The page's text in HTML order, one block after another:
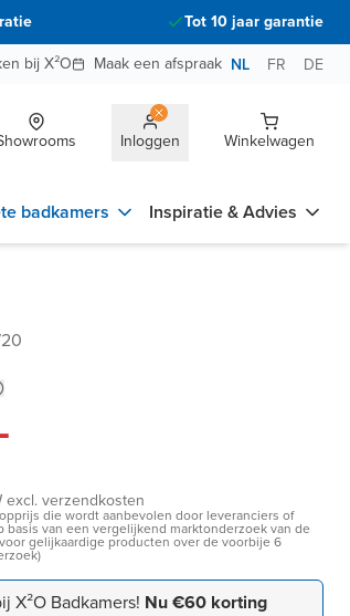
Tot 10 jaar garantie
bij X²O Maak een afspraak NL FR DE
Inloggen Winkelwagen
badkamers Inspiratie & Advies
excl. verzendkosten
die wordt aanbevolen door leveranciers of
basis van een vergelijkend marktonderzoek van de
gelijkaardige producten over de voorbije 6
X²O Badkamers! Nu €60 korting